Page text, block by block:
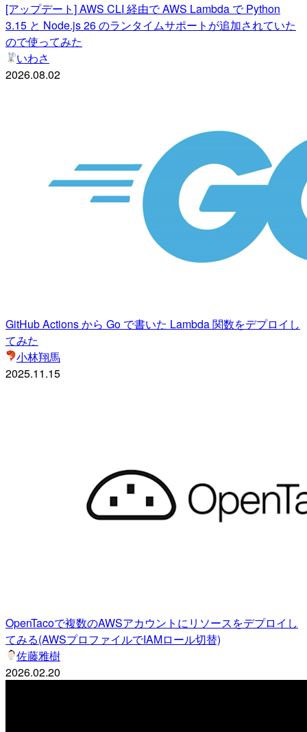
[アップデート] AWS CLI 経由で AWS Lambda で Python
3.15 と Node.js 26 のランタイムサポートが追加されていた
ので使ってみた
いわさ
2026.08.02
GitHub Actions から Go で書いた Lambda 関数をデプロイし
てみた
小林翔馬
2025.11.15
OpenTacoで複数のAWSアカウントにリソースをデプロイし
てみる(AWSプロファイルでIAMロール切替)
佐藤雅樹
2026.02.20